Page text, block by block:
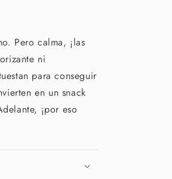
Pero calma, ¡las
ni
para conseguir
en un snack
¡por eso